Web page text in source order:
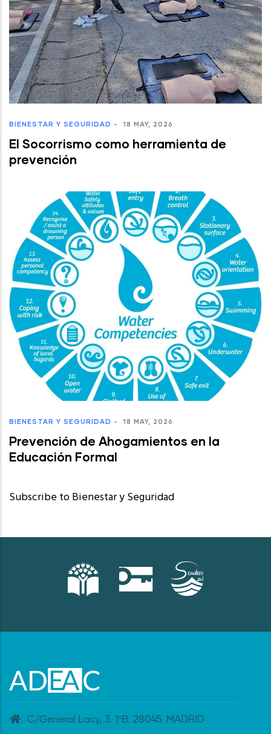
BIENESTAR Y SEGURIDAD - 18 MAY, 2026
El Socorrismo como herramienta de
prevención
BIENESTAR Y SEGURIDAD - 18 MAY, 2026
Prevención de Ahogamientos en la
Educación Formal
Subscribe to Bienestar y Seguridad
C/General Lacy, 3. 1ºB. 28045. MADRID